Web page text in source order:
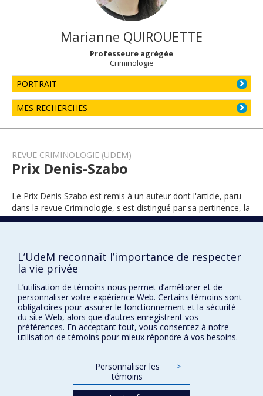
Marianne QUIROUETTE
Professeure agrégée
Criminologie
PORTRAIT
MES RECHERCHES
REVUE CRIMINOLOGIE (UDEM)
Prix Denis-Szabo
Le Prix Denis Szabo est remis à un auteur dont l'article, paru
dans la revue Criminologie, s'est distingué par sa pertinence, la
qualité de sa réflexion critique et son apport à la criminologie.
Prix et distinctions
L’UdeM reconnaît l’importance de respecter
la vie privée
L’utilisation de témoins nous permet d’améliorer et de
personnaliser votre expérience Web. Certains témoins sont
obligatoires pour assurer le fonctionnement et la sécurité
du site Web, alors que d’autres enregistrent vos
préférences. En acceptant tout, vous consentez à notre
utilisation de témoins pour mieux répondre à vos besoins.
Personnaliser les
témoins
>